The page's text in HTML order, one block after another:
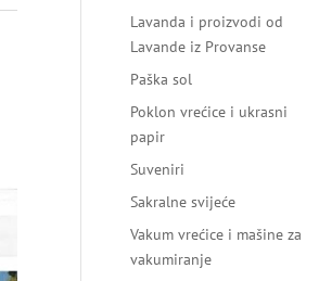
Lavanda i proizvodi od
Lavande iz Provanse
Paška sol
Poklon vrećice i ukrasni
papir
Suveniri
Sakralne svijeće
Vakum vrećice i mašine za
vakumiranje